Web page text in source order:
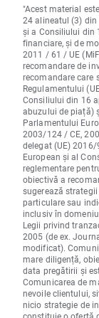
"Acest material
24 alineatul (3)
și a Consiliului din
financiare, și de
2011 / 61 / UE
recomandare de
recomandare care
Regulamentului
Consiliului din 16
abuzului de piață)
Parlamentului
2003/124 / CE,
delegat (UE)
European și al
reglementare
obiectivă a
sugerează
particulare sau
inclusiv în
Legii privind
2005 (de ex.
modificat).
mare diligență,
data pregătirii și
Comunicarea de
nevoile clientului,
nicio strategie de